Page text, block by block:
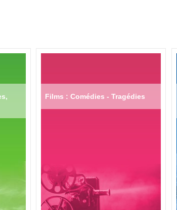
Films : Comédies - Tragédies